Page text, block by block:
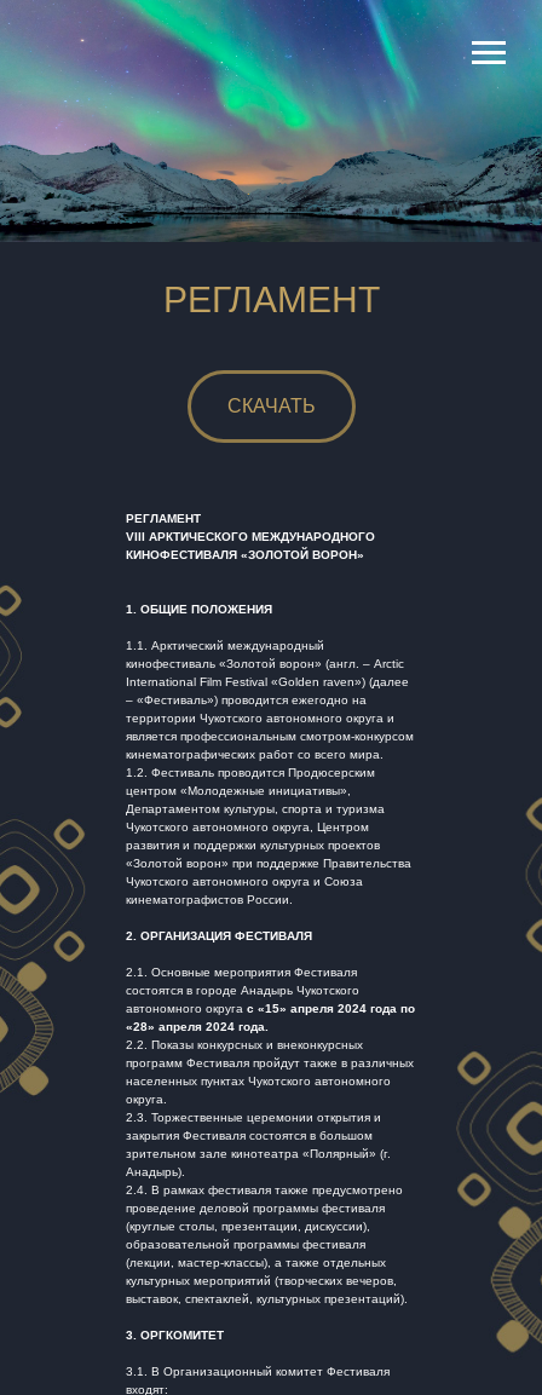
РЕГЛАМЕНТ
СКАЧАТЬ
РЕГЛАМЕНТ
VIII АРКТИЧЕСКОГО МЕЖДУНАРОДНОГО
КИНОФЕСТИВАЛЯ «ЗОЛОТОЙ ВОРОН»
1. ОБЩИЕ ПОЛОЖЕНИЯ
1.1. Арктический международный
кинофестиваль «Золотой ворон» (англ. – Arctic
International Film Festival «Golden raven») (далее
– «Фестиваль») проводится ежегодно на
территории Чукотского автономного округа и
является профессиональным смотром-конкурсом
кинематографических работ со всего мира.
1.2. Фестиваль проводится Продюсерским
центром «Молодежные инициативы»,
Департаментом культуры, спорта и туризма
Чукотского автономного округа, Центром
развития и поддержки культурных проектов
«Золотой ворон» при поддержке Правительства
Чукотского автономного округа и Союза
кинематографистов России.
2. ОРГАНИЗАЦИЯ ФЕСТИВАЛЯ
2.1. Основные мероприятия Фестиваля
состоятся в городе Анадырь Чукотского
автономного округа с «15» апреля 2024 года по
«28» апреля 2024 года
2.2. Показы конкурсных и внеконкурсных
программ Фестиваля пройдут также в различных
населенных пунктах Чукотского автономного
округа.
2.3. Торжественные церемонии открытия и
закрытия Фестиваля состоятся в большом
зрительном зале кинотеатра «Полярный» (г.
Анадырь).
2.4. В рамках фестиваля также предусмотрено
проведение деловой программы фестиваля
(круглые столы, презентации, дискуссии),
образовательной программы фестиваля
(лекции, мастер-классы), а также отдельных
культурных мероприятий (творческих вечеров,
выставок, спектаклей, культурных презентаций).
3. ОРГКОМИТЕТ
3.1. В Организационный комитет Фестиваля
входят: